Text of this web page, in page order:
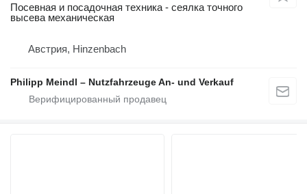
Посевная и посадочная техника - сеялка точного
высева механическая
Австрия, Hinzenbach
Philipp Meindl – Nutzfahrzeuge An- und Verkauf